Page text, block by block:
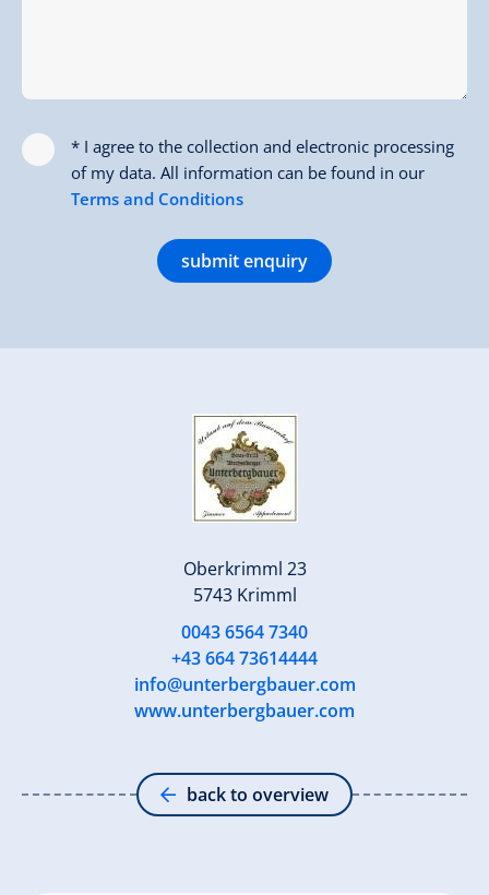
* I agree to the collection and electronic processing
of my data. All information can be found in our
Terms and Conditions
submit enquiry
Oberkrimml 23
5743 Krimml
0043 6564 7340
+43 664 73614444
info@unterbergbauer.com
www.unterbergbauer.com
back to overview